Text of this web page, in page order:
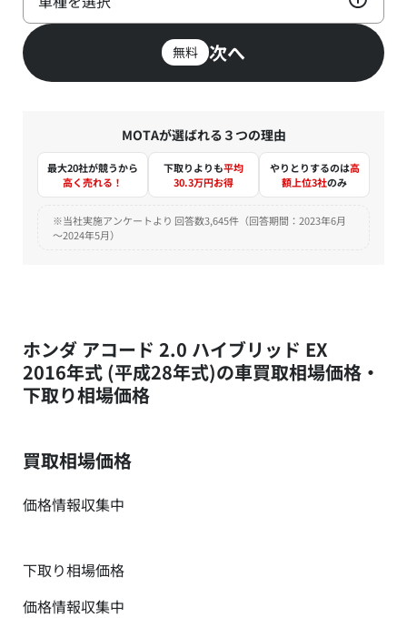
無料 次へ
MOTAが選ばれる３つの理由
最大20社が競うから
高く売れる！
下取りよりも平均
30.3万円お得
やりとりするのは高
額上位3社のみ
※当社実施アンケートより 回答数3,645件（回答期間：2023年6月
～2024年5月）
ホンダ アコード 2.0 ハイブリッド EX
2016年式 (平成28年式)の車買取相場価格・
下取り相場価格
買取相場価格
価格情報収集中
下取り相場価格
価格情報収集中